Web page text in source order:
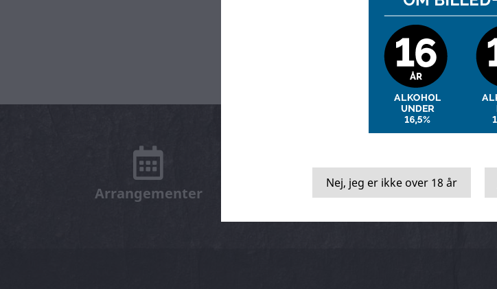
Arrangementer Smage kasser Vin & mad
Nej, jeg er ikke over 18 år